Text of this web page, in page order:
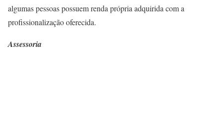
algumas pessoas possuem renda própria adquirida com a
profissionalização oferecida.
Assessoria